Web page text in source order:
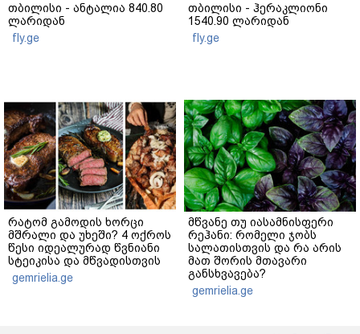
თბილისი - ანტალია 840.80
ლარიდან
fly.ge
თბილისი - ჰერაკლიონი
1540.90 ლარიდან
fly.ge
რატომ გამოდის ხორცი
მშრალი და უხეში? 4 ოქროს
წესი იდეალურად წვნიანი
სტეიკისა და მწვადისთვის
gemrielia.ge
მწვანე თუ იასამნისფერი
რეჰანი: რომელი ჯობს
სალათისთვის და რა არის
მათ შორის მთავარი
განსხვავება?
gemrielia.ge